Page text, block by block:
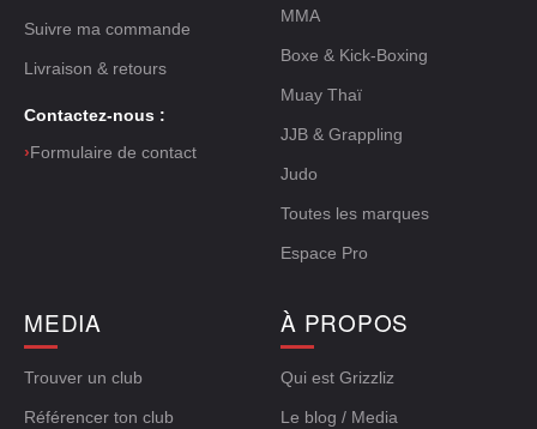
Suivre ma commande
Livraison & retours
Contactez-nous :
›Formulaire de contact
MMA
Boxe & Kick-Boxing
Muay Thaï
JJB & Grappling
Judo
Toutes les marques
Espace Pro
MEDIA
Trouver un club
Référencer ton club
À PROPOS
Qui est Grizzliz
Le blog / Media